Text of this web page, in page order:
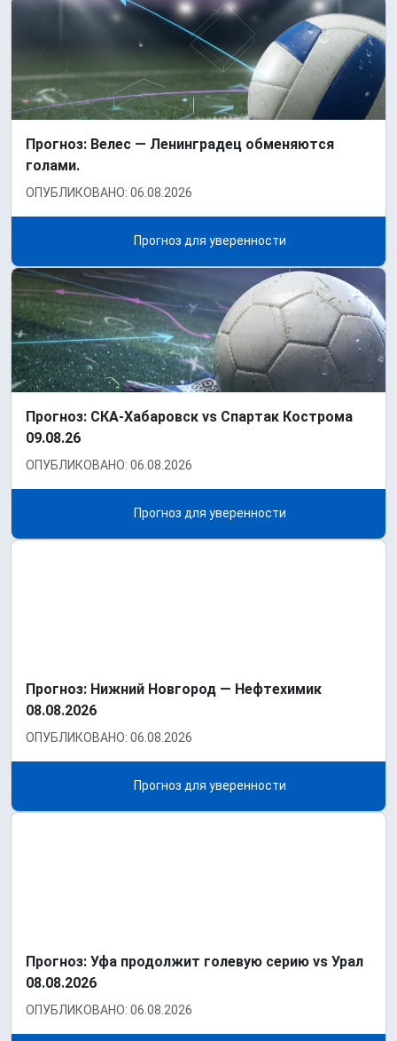
Прогноз: Велес — Ленинградец обменяются
голами.
ОПУБЛИКОВАНО: 06.08.2026
Прогноз для уверенности
Прогноз: СКА-Хабаровск vs Спартак Кострома
09.08.26
ОПУБЛИКОВАНО: 06.08.2026
Прогноз для уверенности
Прогноз: Нижний Новгород — Нефтехимик
08.08.2026
ОПУБЛИКОВАНО: 06.08.2026
Прогноз для уверенности
Прогноз: Уфа продолжит голевую серию vs Урал
08.08.2026
ОПУБЛИКОВАНО: 06.08.2026